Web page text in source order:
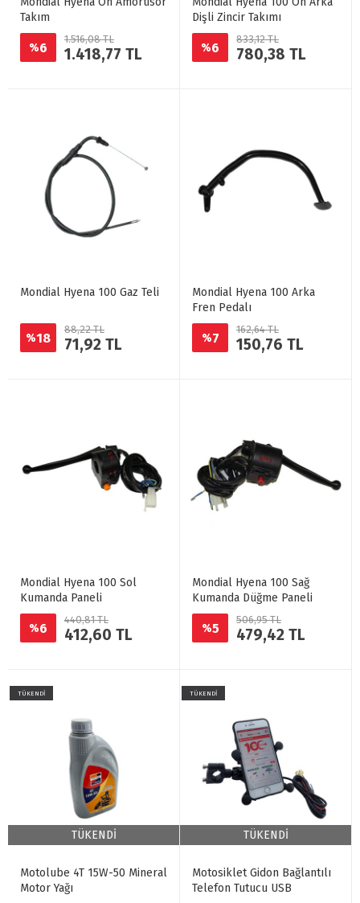
Takım
%6
1.516,08 TL
1.418,77 TL
Dişli Zincir Takımı
%6
833,12 TL
780,38 TL
Mondial Hyena 100 Gaz Teli
%18
88,22 TL
71,92 TL
Mondial Hyena 100 Arka
Fren Pedalı
%7
162,64 TL
150,76 TL
Mondial Hyena 100 Sol
Kumanda Paneli
%6
440,81 TL
412,60 TL
Mondial Hyena 100 Sağ
Kumanda Düğme Paneli
%5
506,95 TL
479,42 TL
TÜKENDİ
TÜKENDİ
Motolube 4T 15W-50 Mineral
Motor Yağı
TÜKENDİ
TÜKENDİ
Motosiklet Gidon Bağlantılı
Telefon Tutucu USB